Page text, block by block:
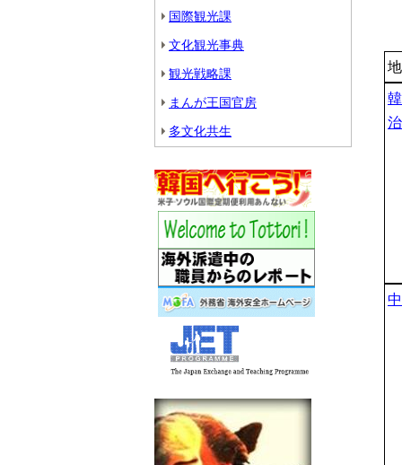
国際観光課
文化観光事典
観光戦略課
まんが王国官房
多文化共生